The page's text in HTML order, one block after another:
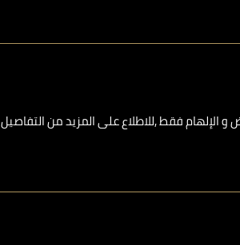
الإلهام فقط ,للاطلاع على المزيد من التفاصيل